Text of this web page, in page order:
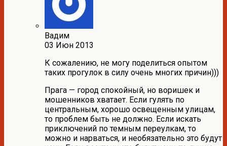
Вадим
03 Июн 2013
К сожалению, не могу поделиться опытом
таких прогулок в силу очень многих причин)))
Прага — город спокойный, но воришек и
мошенников хватает. Если гулять по
центральным, хорошо освещенным улицам,
то проблем быть не должно. Если искать
приключений по темным переулкам, то
можно и нарваться, и необязательно это будут